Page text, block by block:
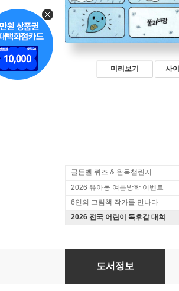
미리보기 사
골든벨 퀴즈 & 완독챌린지
2026 유아동 여름방학 이벤트
6인의 그림책 작가를 만나다
2026 전국 어린이 독후감 대회
지금은 지구 생태계 수업
도서정보